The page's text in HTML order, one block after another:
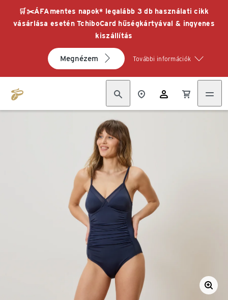
🛒✂️ÁFAmentes napok* legalább 3 db használati cikk
vásárlása esetén TchiboCard hűségkártyával & ingyenes
kiszállítás
Megnézem További információk